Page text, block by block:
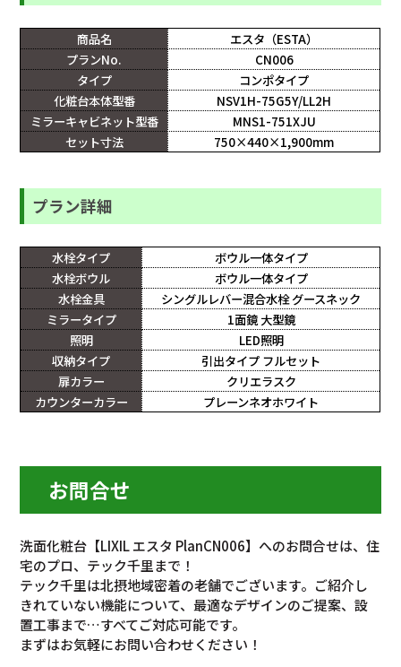
商品名
エスタ（ESTA）
プランNo.
CN006
タイプ
コンポタイプ
化粧台本体型番
NSV1H-75G5Y/LL2H
ミラーキャビネット型番
MNS1-751XJU
セット寸法
750×440×1,900mm
プラン詳細
水栓タイプ
ボウル一体タイプ
水栓ボウル
ボウル一体タイプ
水栓金具
シングルレバー混合水栓 グースネック
ミラータイプ
1面鏡 大型鏡
照明
LED照明
収納タイプ
引出タイプ フルセット
扉カラー
クリエラスク
カウンターカラー
プレーンネオホワイト
お問合せ
洗面化粧台【LIXIL エスタ PlanCN006】へのお問合せは、住
宅のプロ、テック千里まで！
テック千里は北摂地域密着の老舗でございます。ご紹介し
きれていない機能について、最適なデザインのご提案、設
置工事まで…すべてご対応可能です。
まずはお気軽にお問い合わせください！